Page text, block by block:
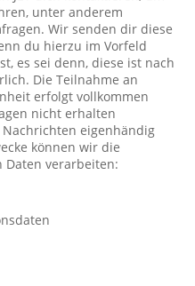
unter anderem
Wir senden dir diese
du hierzu im Vorfeld
es sei denn, diese ist nach
Die Teilnahme an
erfolgt vollkommen
nicht erhalten
eigenhändig
können wir die
Daten verarbeiten: